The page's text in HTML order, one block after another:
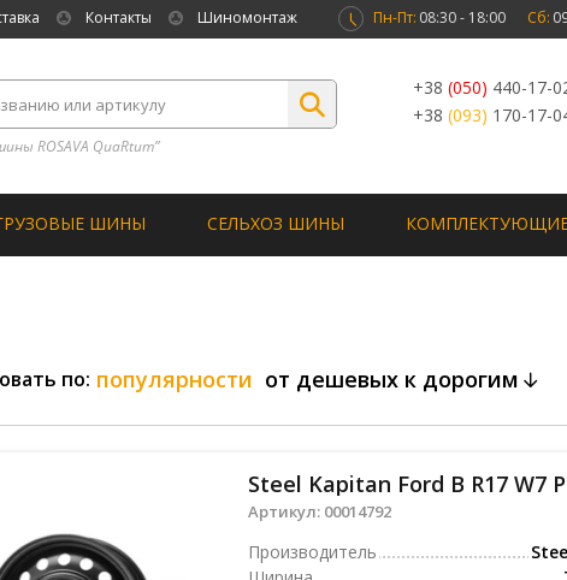
Контакты Шиномонтаж Пн-Пт: 08:30 - 18:00 Сб:
ROSAVA QuaRtum”
+38 (050) 440-17-
+38 (093) 170-17-
ШИНЫ СЕЛЬХОЗ ШИНЫ
по: популярности от дешевых к дорогим
Steel Kapitan Ford B R17 W7
Артикул: 00014792
Производитель